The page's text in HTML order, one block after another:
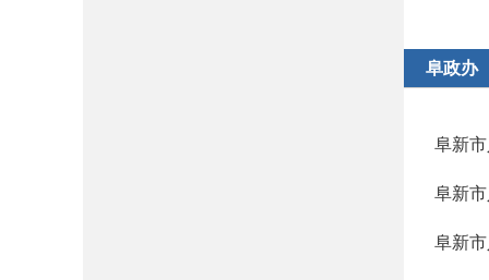
阜政办
阜新
阜新